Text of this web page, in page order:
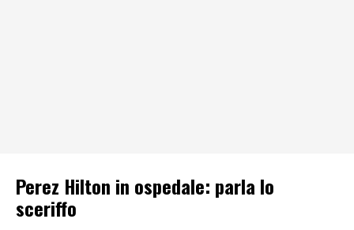
Perez Hilton in ospedale: parla lo
sceriffo